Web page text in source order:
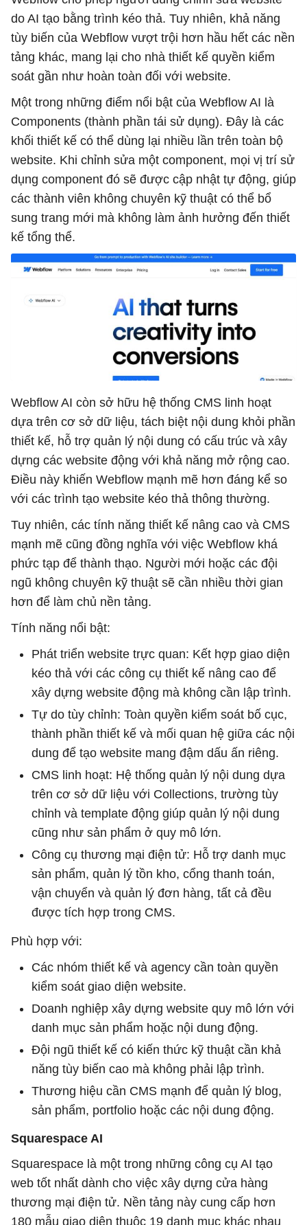
do AI tạo bằng trình kéo thả. Tuy nhiên, khả năng
tùy biến của Webflow vượt trội hơn hầu hết các nền
tảng khác, mang lại cho nhà thiết kế quyền kiểm
soát gần như hoàn toàn đối với website.
Một trong những điểm nổi bật của Webflow AI là
Components (thành phần tái sử dụng). Đây là các
khối thiết kế có thể dùng lại nhiều lần trên toàn bộ
website. Khi chỉnh sửa một component, mọi vị trí sử
dụng component đó sẽ được cập nhật tự động, giúp
các thành viên không chuyên kỹ thuật có thể bổ
sung trang mới mà không làm ảnh hưởng đến thiết
kế tổng thể.
Webflow AI còn sở hữu hệ thống CMS linh hoạt
dựa trên cơ sở dữ liệu, tách biệt nội dung khỏi phần
thiết kế, hỗ trợ quản lý nội dung có cấu trúc và xây
dựng các website động với khả năng mở rộng cao.
Điều này khiến Webflow mạnh mẽ hơn đáng kể so
với các trình tạo website kéo thả thông thường.
Tuy nhiên, các tính năng thiết kế nâng cao và CMS
mạnh mẽ cũng đồng nghĩa với việc Webflow khá
phức tạp để thành thạo. Người mới hoặc các đội
ngũ không chuyên kỹ thuật sẽ cần nhiều thời gian
hơn để làm chủ nền tảng.
Tính năng nổi bật:
Phát triển website trực quan: Kết hợp giao diện
kéo thả với các công cụ thiết kế nâng cao để
xây dựng website động mà không cần lập trình.
Tự do tùy chỉnh: Toàn quyền kiểm soát bố cục,
thành phần thiết kế và mối quan hệ giữa các nội
dung để tạo website mang đậm dấu ấn riêng.
CMS linh hoạt: Hệ thống quản lý nội dung dựa
trên cơ sở dữ liệu với Collections, trường tùy
chỉnh và template động giúp quản lý nội dung
cũng như sản phẩm ở quy mô lớn.
Công cụ thương mại điện tử: Hỗ trợ danh mục
sản phẩm, quản lý tồn kho, cổng thanh toán,
vận chuyển và quản lý đơn hàng, tất cả đều
được tích hợp trong CMS.
Phù hợp với:
Các nhóm thiết kế và agency cần toàn quyền
kiểm soát giao diện website.
Doanh nghiệp xây dựng website quy mô lớn với
danh mục sản phẩm hoặc nội dung động.
Đội ngũ thiết kế có kiến thức kỹ thuật cần khả
năng tùy biến cao mà không phải lập trình.
Thương hiệu cần CMS mạnh để quản lý blog,
sản phẩm, portfolio hoặc các nội dung động.
Squarespace AI
Squarespace là một trong những công cụ AI tạo
web tốt nhất dành cho việc xây dựng cửa hàng
thương mại điện tử. Nền tảng này cung cấp hơn
180 mẫu giao diện thuộc 19 danh mục khác nhau